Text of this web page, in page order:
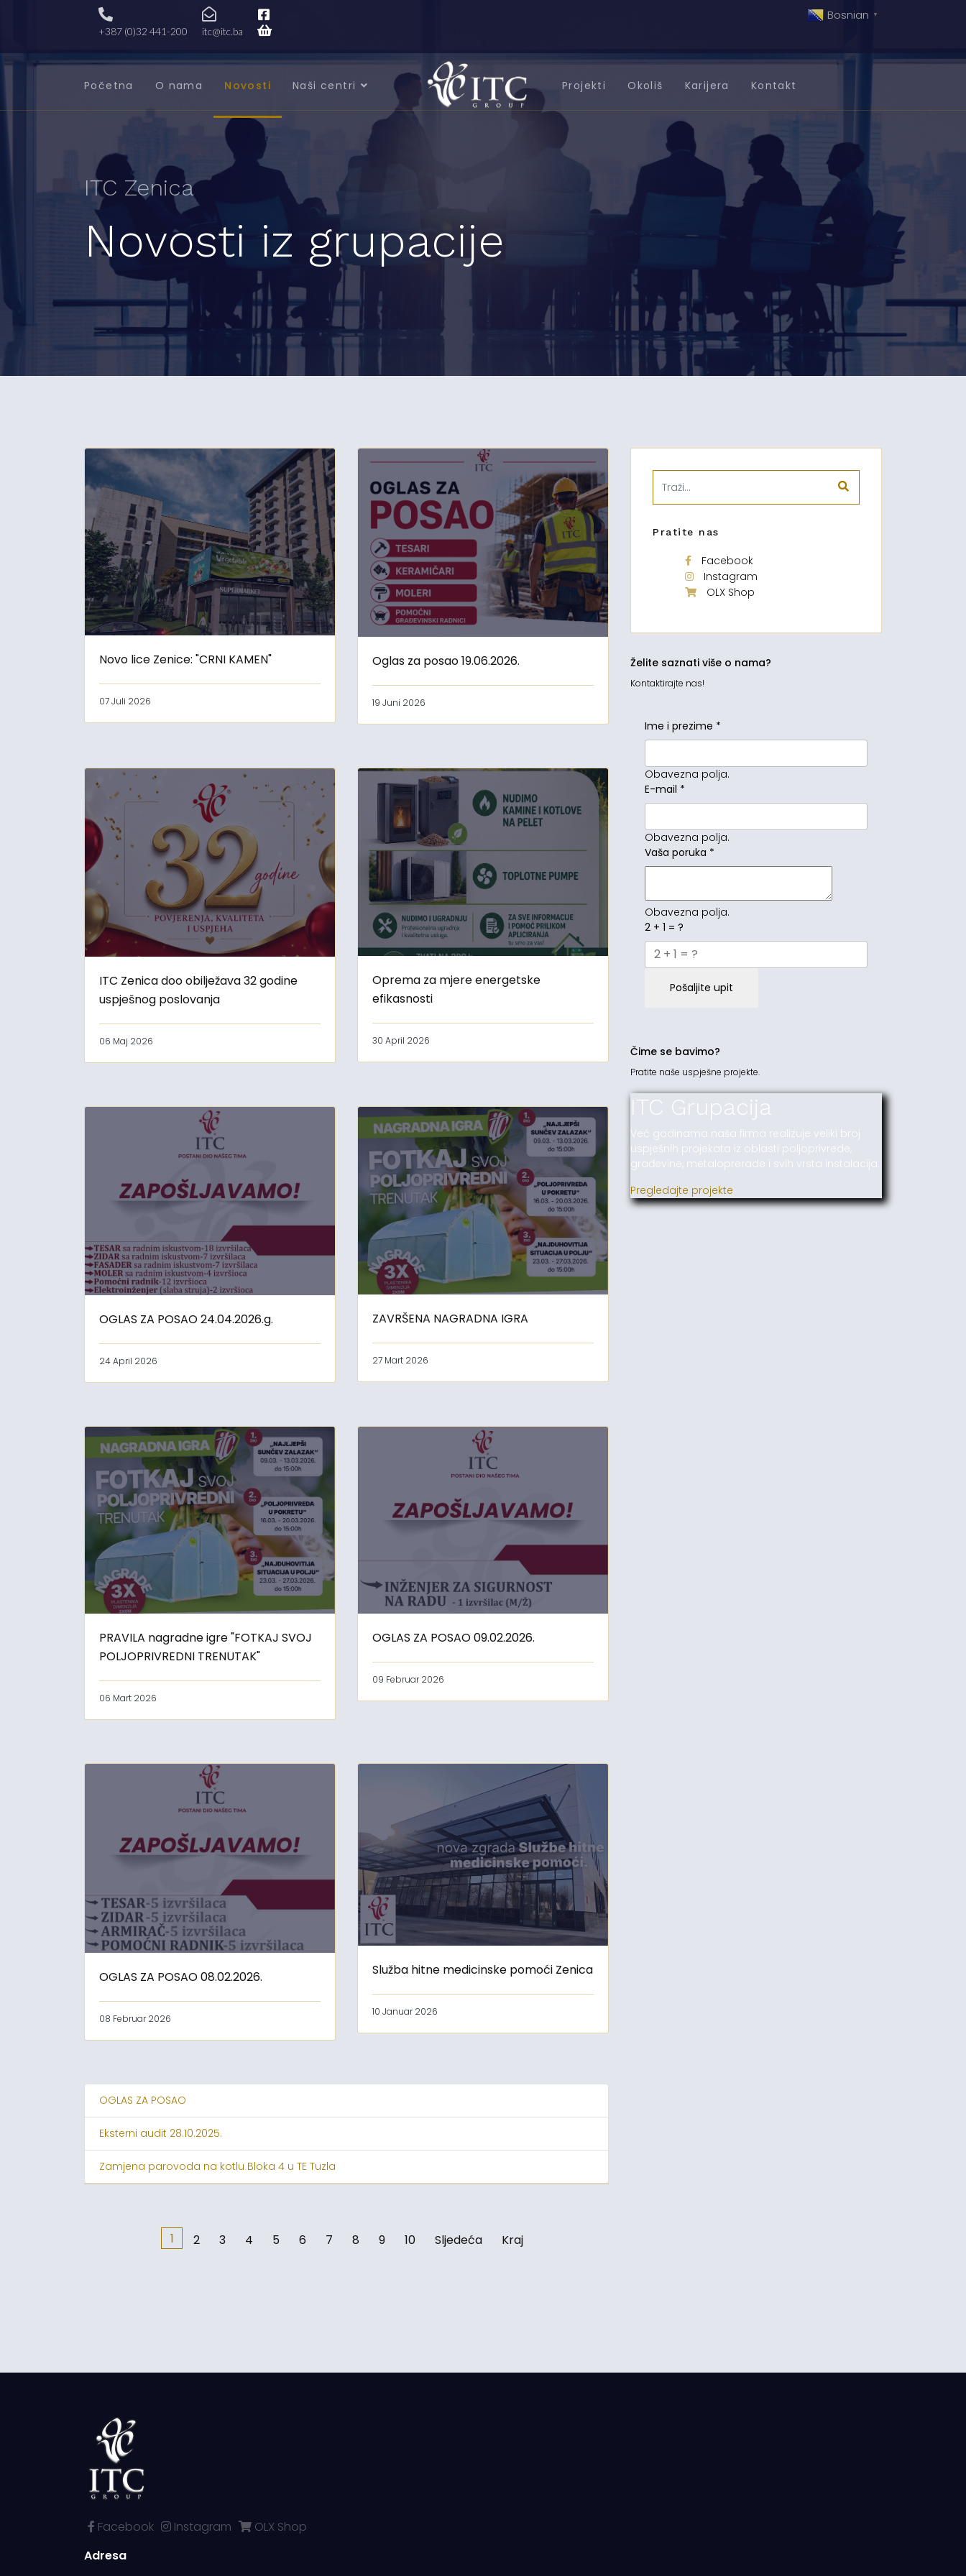
+387 (0)32 441-200 itc@itc.ba
Bosnian ▼
Početna O nama Novosti Naši centri Projekti Okoliš Karijera Kontakt
ITC Zenica
Novosti iz grupacije
Novo lice Zenice: "CRNI KAMEN"
07 Juli 2026
Oglas za posao 19.06.2026.
19 Juni 2026
ITC Zenica doo obilježava 32 godine
uspješnog poslovanja
06 Maj 2026
Oprema za mjere energetske
efikasnosti
30 April 2026
OGLAS ZA POSAO 24.04.2026.g.
24 April 2026
ZAVRŠENA NAGRADNA IGRA
27 Mart 2026
PRAVILA nagradne igre "FOTKAJ SVOJ
POLJOPRIVREDNI TRENUTAK"
06 Mart 2026
OGLAS ZA POSAO 09.02.2026.
09 Februar 2026
OGLAS ZA POSAO 08.02.2026.
08 Februar 2026
Služba hitne medicinske pomoći Zenica
10 Januar 2026
OGLAS ZA POSAO
Eksterni audit 28.10.2025.
Zamjena parovoda na kotlu Bloka 4 u TE Tuzla
1 2 3 4 5 6 7 8 9 10 Sljedeća Kraj
Pratite nas
Facebook
Instagram
OLX Shop
Želite saznati više o nama?
Kontaktirajte nas!
Ime i prezime *
Obavezna polja.
E-mail *
Obavezna polja.
Vaša poruka *
Obavezna polja.
2 + 1 = ?
Pošaljite upit
Čime se bavimo?
Pratite naše uspješne projekte.
ITC Grupacija
Već godinama naša firma realizuje veliki broj
uspješnih projekata iz oblasti poljoprivrede,
građevine, metaloprerade i svih vrsta instalacija.
Pregledajte projekte
Facebook Instagram
OLX Shop
Adresa